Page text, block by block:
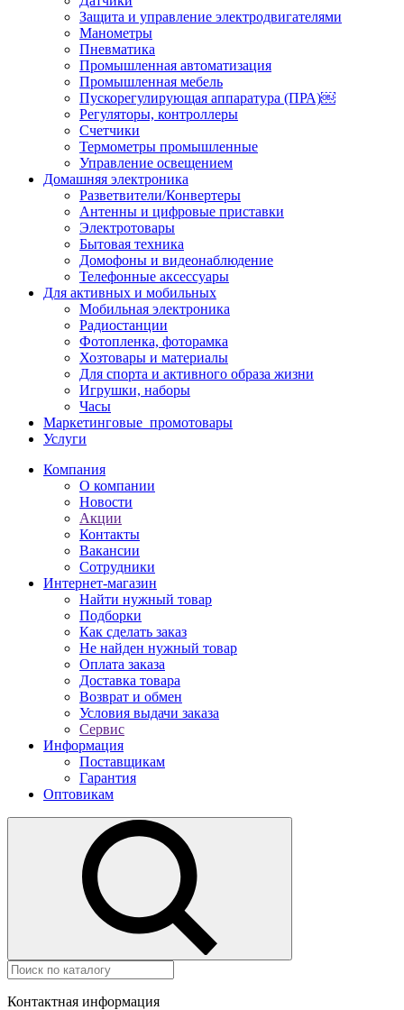
Защита и управление электродвигателями
Манометры
Пневматика
Промышленная автоматизация
Промышленная мебель
Пускорегулирующая аппаратура (ПРА)￼
Регуляторы, контроллеры
Счетчики
Термометры промышленные
Управление освещением
Домашняя электроника
Разветвители/Конвертеры
Антенны и цифровые приставки
Электротовары
Бытовая техника
Домофоны и видеонаблюдение
Телефонные аксессуары
Для активных и мобильных
Мобильная электроника
Радиостанции
Фотопленка, фоторамка
Хозтовары и материалы
Для спорта и активного образа жизни
Игрушки, наборы
Часы
Маркетинговые_промотовары
Услуги
Компания
О компании
Новости
Акции
Контакты
Вакансии
Сотрудники
Интернет-магазин
Найти нужный товар
Подборки
Как сделать заказ
Не найден нужный товар
Оплата заказа
Доставка товара
Возврат и обмен
Условия выдачи заказа
Сервис
Информация
Поставщикам
Гарантия
Оптовикам
Контактная информация